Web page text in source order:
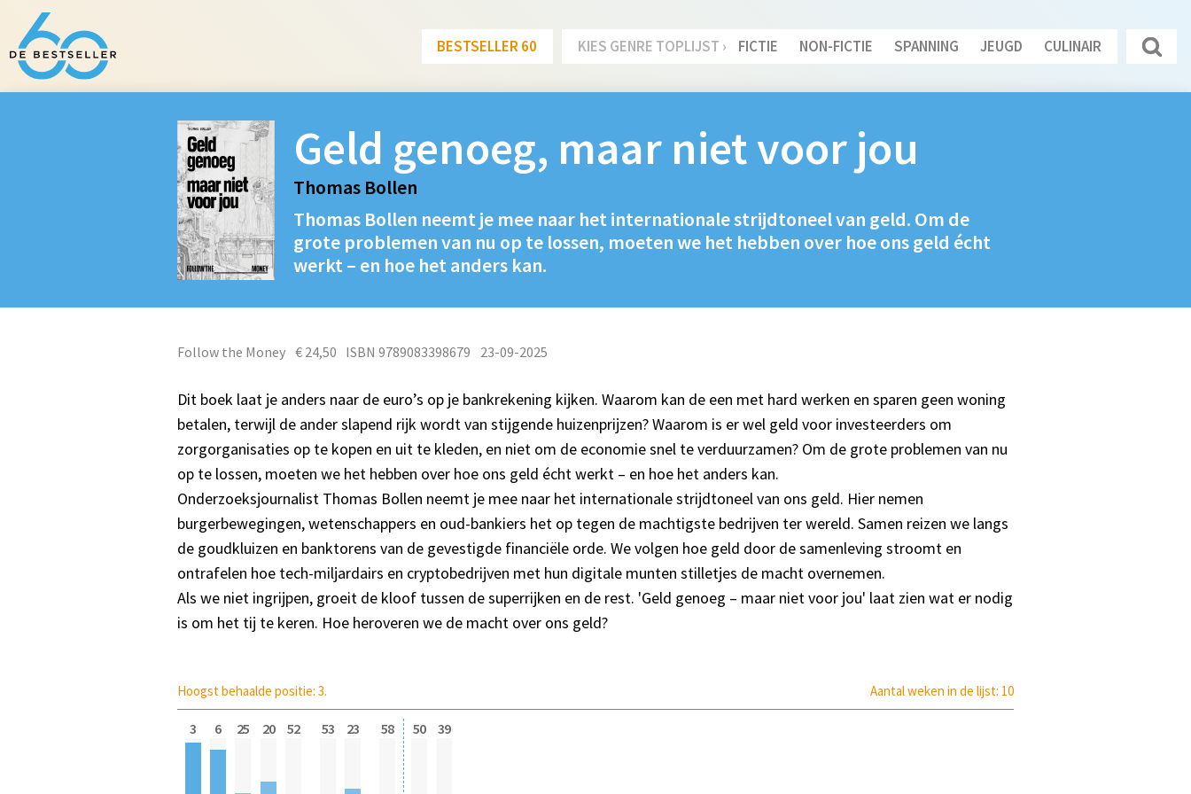
BESTSELLER 60 KIES GENRE TOPLIJST › FICTIE NON-FICTIE SPANNING JEUGD CULINAIR
Geld genoeg, maar niet voor jou
Thomas Bollen
Thomas Bollen neemt je mee naar het internationale strijdtoneel van geld. Om de
grote problemen van nu op te lossen, moeten we het hebben over hoe ons geld écht
werkt – en hoe het anders kan.
Follow the Money € 24,50 ISBN 9789083398679 23-09-2025
Dit boek laat je anders naar de euro’s op je bankrekening kijken. Waarom kan de een met hard werken en sparen geen woning
betalen, terwijl de ander slapend rijk wordt van stijgende huizenprijzen? Waarom is er wel geld voor investeerders om
zorgorganisaties op te kopen en uit te kleden, en niet om de economie snel te verduurzamen? Om de grote problemen van nu
op te lossen, moeten we het hebben over hoe ons geld écht werkt – en hoe het anders kan.
Onderzoeksjournalist Thomas Bollen neemt je mee naar het internationale strijdtoneel van ons geld. Hier nemen
burgerbewegingen, wetenschappers en oud-bankiers het op tegen de machtigste bedrijven ter wereld. Samen reizen we langs
de goudkluizen en banktorens van de gevestigde financiële orde. We volgen hoe geld door de samenleving stroomt en
ontrafelen hoe tech-miljardairs en cryptobedrijven met hun digitale munten stilletjes de macht overnemen.
Als we niet ingrijpen, groeit de kloof tussen de superrijken en de rest. 'Geld genoeg – maar niet voor jou' laat zien wat er nodig
is om het tij te keren. Hoe heroveren we de macht over ons geld?
Hoogst behaalde positie: 3. Aantal weken in de lijst: 10
3 6 25 20 52 53 23 58 50 39